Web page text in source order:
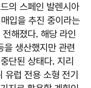
의 스페인 발렌시아
입을 추진 중이라는
해졌다. 해당 라인
생산했지만 관련
단된 상태다. 지리
유럽 전용 소형 전기